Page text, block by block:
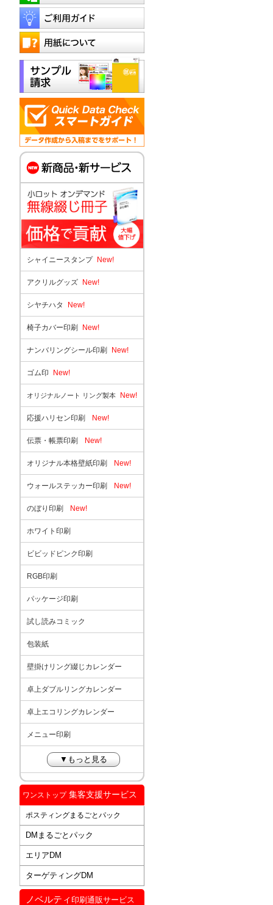
シャイニースタンプ New!
アクリルグッズ New!
シヤチハタ New!
椅子カバー印刷 New!
ナンバリングシール印刷 New!
ゴム印 New!
オリジナルノート リング製本 New!
応援ハリセン印刷 New!
伝票・帳票印刷 New!
オリジナル本格壁紙印刷 New!
ウォールステッカー印刷 New!
のぼり印刷 New!
ホワイト印刷
ビビッドピンク印刷
RGB印刷
パッケージ印刷
試し読みコミック
包装紙
壁掛けリング綴じカレンダー
卓上ダブルリングカレンダー
卓上エコリングカレンダー
メニュー印刷
▼もっと見る
ワンストップ集客支援サービス
ポスティングまるごとパック
DMまるごとパック
エリアDM
ターゲティングDM
ノベルティ 印刷通販サービス